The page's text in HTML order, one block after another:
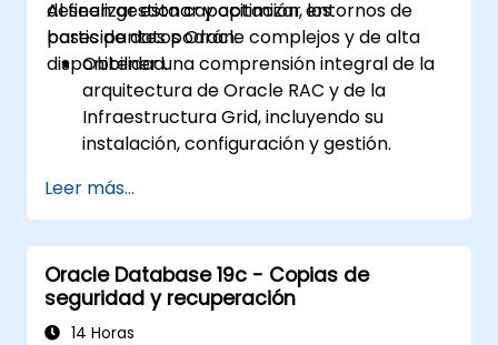
Aplicar las mejores prácticas para la
planificación de la recuperación ante
desastres, asegurando la consistencia de
los datos y automatizando las
operaciones de Data Guard.
deseen gestionar y optimizar entornos de
bases de datos Oracle complejos y de alta
disponibilidad.
Al finalizar esta capacitación, los
participantes podrán:
Obtener una comprensión integral de la
arquitectura de Oracle RAC y de la
Infraestructura Grid, incluyendo su
instalación, configuración y gestión.
gestión de la Gestión Automática de
Almacenamiento (ASM), abarcando
administración de grupos de discos, ajuste
de instancias y respaldo/recuperación.
Aprender técnicas avanzadas de ajuste
de rendimiento en RAC, configuraciones
Leer más...
Oracle Database 19c - Copias de
seguridad y recuperación
14 Horas